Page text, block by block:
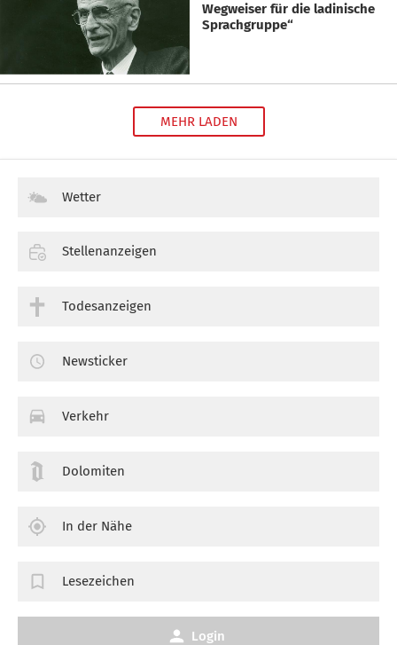
Wegweiser für die ladinische
Sprachgruppe“
MEHR LADEN
Wetter
Stellenanzeigen
Todesanzeigen
Newsticker
Verkehr
Dolomiten
In der Nähe
Lesezeichen
Login